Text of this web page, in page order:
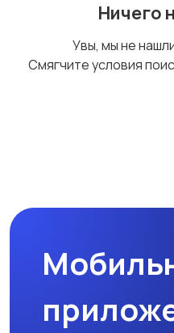
Ничего
Увы, мы не
Смягчите условия